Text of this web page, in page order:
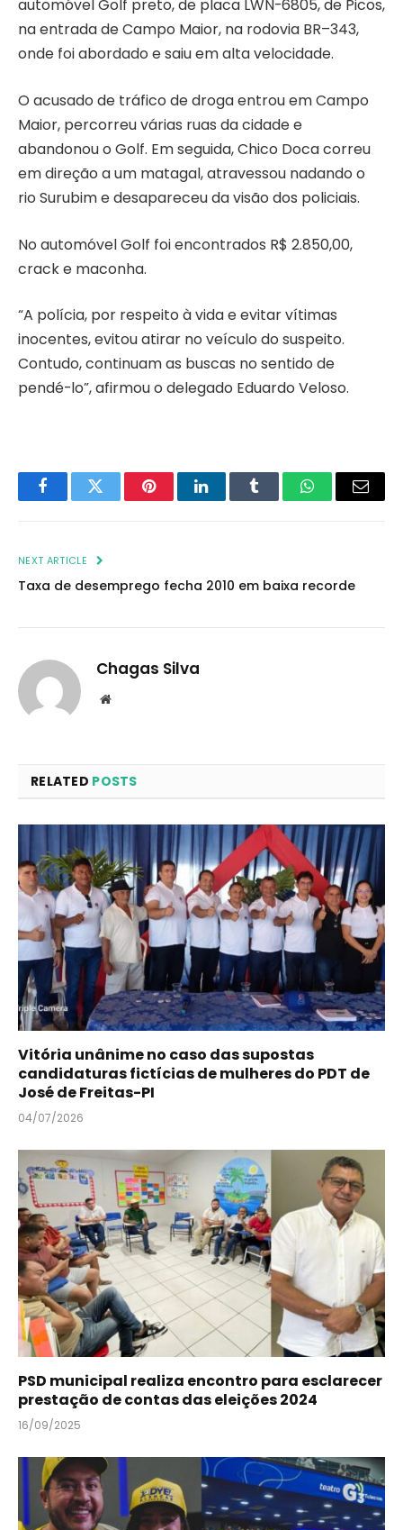
automóvel Golf preto, de placa LWN-6805, de Picos,
na entrada de Campo Maior, na rodovia BR–343,
onde foi abordado e saiu em alta velocidade.
O acusado de tráfico de droga entrou em Campo
Maior, percorreu várias ruas da cidade e
abandonou o Golf. Em seguida, Chico Doca correu
em direção a um matagal, atravessou nadando o
rio Surubim e desapareceu da visão dos policiais.
No automóvel Golf foi encontrados R$ 2.850,00,
crack e maconha.
“A polícia, por respeito à vida e evitar vítimas
inocentes, evitou atirar no veículo do suspeito.
Contudo, continuam as buscas no sentido de
pendé-lo”, afirmou o delegado Eduardo Veloso.
FacebookTwitter PinterestLinkedInTumblr WhatsAppEmail
NEXT ARTICLE
Taxa de desemprego fecha 2010 em baixa recorde
Chagas Silva
Website
RELATED POSTS
Vitória unânime no caso das supostas
candidaturas fictícias de mulheres do PDT de
José de Freitas-PI
04/07/2026
PSD municipal realiza encontro para esclarecer
prestação de contas das eleições 2024
16/09/2025